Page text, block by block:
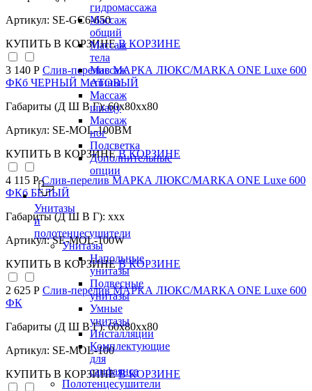
гидромассажа
Массаж
общий
Массаж
тела
Массаж
спины
Массаж
шиацу
Массаж
ног
Подсветка
Дополнительные
опции
Унитазы
и
полотенцесушители
Унитазы
Напольные
унитазы
Подвесные
унитазы
Умные
унитазы
Инсталляции
Комплектующие
для
санфаянса
Полотенцесушители
Артикул: SE-GC6-650
КУПИТЬ В КОРЗИНЕ В КОРЗИНЕ
3 140 Р Слив-перелив МАРКА ЛЮКС/MARKA ONE Luxe 600
ФКб ЧЕРНЫЙ МАТОВЫЙ
Габариты (Д Ш В Г): 60x80xx80
Артикул: SE-MOL-100BM
КУПИТЬ В КОРЗИНЕ В КОРЗИНЕ
4 115 РСлив-перелив МАРКА ЛЮКС/MARKA ONE Luxe 600
ФКб БЕЛЫЙ
Габариты (Д Ш В Г): xxx
Артикул: SE-MOL-100W
КУПИТЬ В КОРЗИНЕ В КОРЗИНЕ
2 625 Р Слив-перелив МАРКА ЛЮКС/MARKA ONE Luxe 600
ФК
Габариты (Д Ш В Г): 60x80xx80
Артикул: SE-MOL-100
КУПИТЬ В КОРЗИНЕ В КОРЗИНЕ